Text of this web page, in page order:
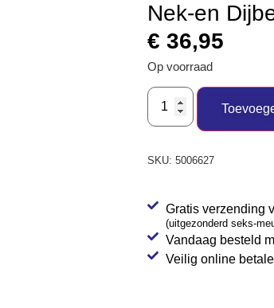
Nek-en
€ 36,95
Op voorraad
SKU: 5006627
Gratis verzending
(uitgezonderd seks-
Vandaag besteld
Veilig online